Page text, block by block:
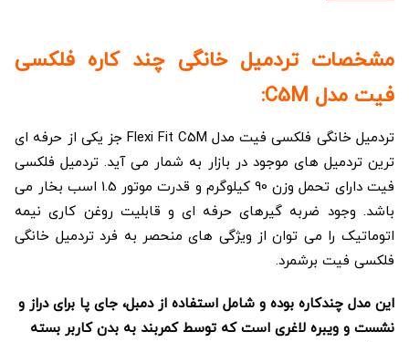
مشخصات تردمیل خانگی چند کاره فلکسی
فیت مدل C5M:
تردمیل خانگی فلکسی فیت مدل Flexi Fit C5M جز یکی از حرفه ای
ترین تردمیل های موجود در بازار به شمار می آید. تردمیل فلکسی
فیت دارای تحمل وزن 90 کیلوگرم و قدرت موتور 1.5 اسب بخار می
باشد. وجود ضربه گیرهای حرفه ای و قابلیت روغن کاری نیمه
اتوماتیک را می توان از ویژگی های منحصر به فرد تردمیل خانگی
فلکسی فیت برشمرد.
این مدل چندکاره بوده و شامل استفاده از دمبل، جای پا برای دراز و
نشست و ویبره لاغری است که توسط کمربند به بدن کاربر بسته